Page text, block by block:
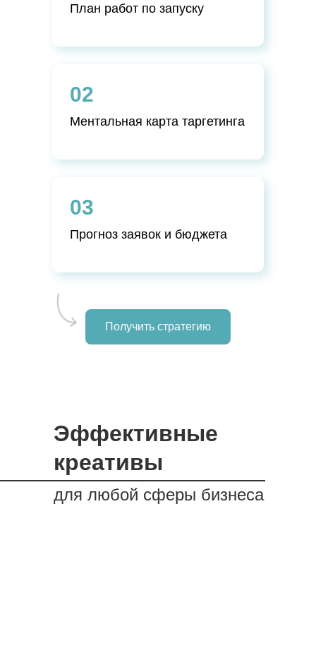
Получить стратегию
Ментальная карта таргетинга
План работ по запуску
Прогноз заявок и бюджета
02
03
Эффективные
креативы
для любой сферы бизнеса